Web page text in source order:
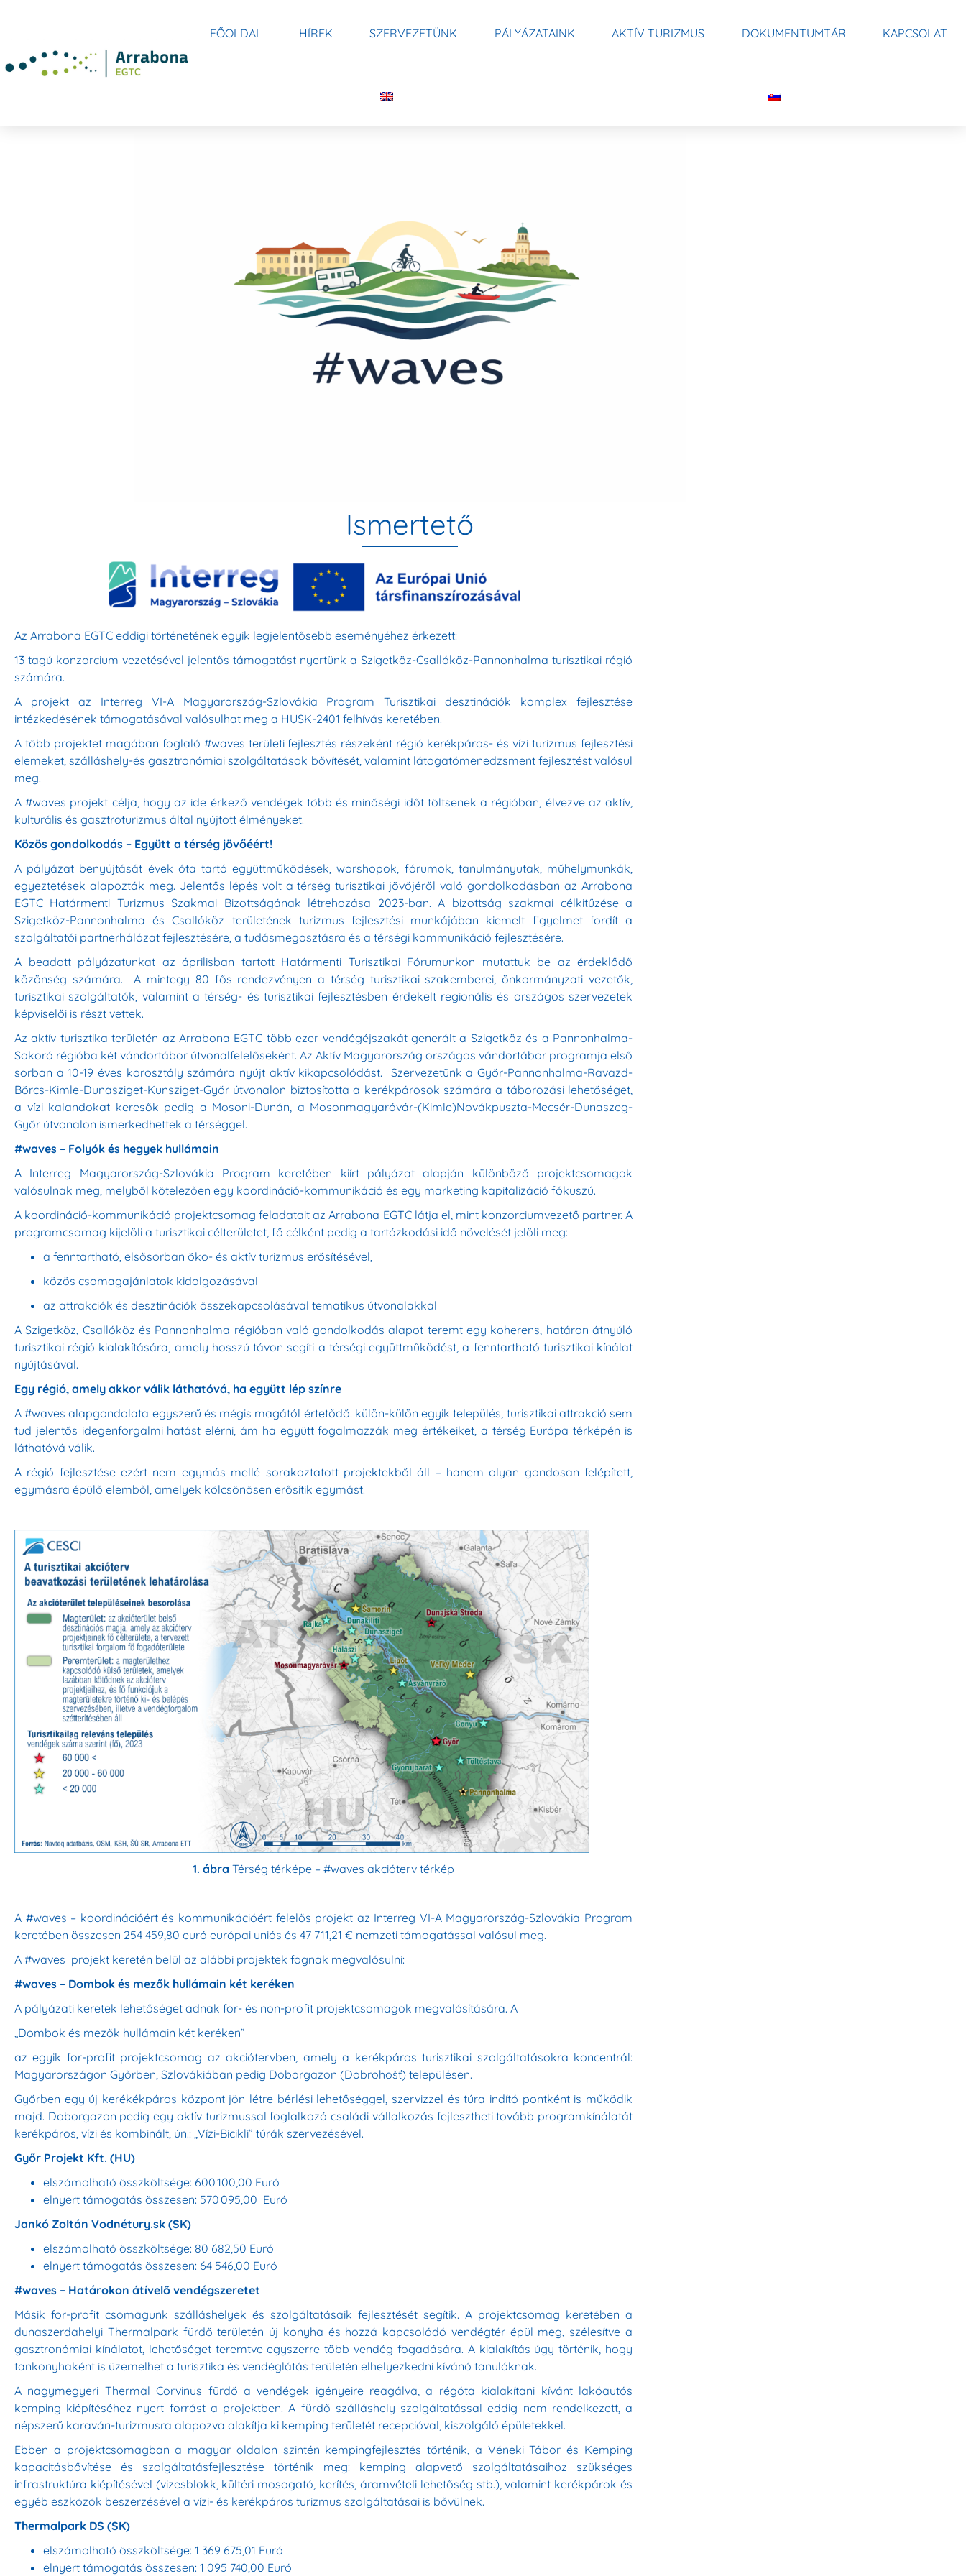
FŐOLDAL HÍREK SZERVEZETÜNK PÁLYÁZATAINK AKTÍV TURIZMUS DOKUMENTUMTÁR KAPCSOLAT
Ismertető
Az Arrabona EGTC eddigi történetének egyik legjelentősebb eseményéhez érkezett:
13 tagú konzorcium vezetésével jelentős támogatást nyertünk a Szigetköz-Csallóköz-Pannonhalma turisztikai régió
számára.
A projekt az Interreg VI-A Magyarország-Szlovákia Program Turisztikai desztinációk komplex fejlesztése
intézkedésének támogatásával valósulhat meg a HUSK-2401 felhívás keretében.
A több projektet magában foglaló #waves területi fejlesztés részeként régió kerékpáros- és vízi turizmus fejlesztési
elemeket, szálláshely-és gasztronómiai szolgáltatások bővítését, valamint látogatómenedzsment fejlesztést valósul
meg.
A #waves projekt célja, hogy az ide érkező vendégek több és minőségi időt töltsenek a régióban, élvezve az aktív,
kulturális és gasztroturizmus által nyújtott élményeket.
Közös gondolkodás – Együtt a térség jövőéért!
A pályázat benyújtását évek óta tartó együttműködések, worshopok, fórumok, tanulmányutak, műhelymunkák,
egyeztetések alapozták meg. Jelentős lépés volt a térség turisztikai jövőjéről való gondolkodásban az Arrabona
EGTC Határmenti Turizmus Szakmai Bizottságának létrehozása 2023-ban. A bizottság szakmai célkitűzése a
Szigetköz-Pannonhalma és Csallóköz területének turizmus fejlesztési munkájában kiemelt figyelmet fordít a
szolgáltatói partnerhálózat fejlesztésére, a tudásmegosztásra és a térségi kommunikáció fejlesztésére.
A beadott pályázatunkat az áprilisban tartott Határmenti Turisztikai Fórumunkon mutattuk be az érdeklődő
közönség számára. A mintegy 80 fős rendezvényen a térség turisztikai szakemberei, önkormányzati vezetők,
turisztikai szolgáltatók, valamint a térség- és turisztikai fejlesztésben érdekelt regionális és országos szervezetek
képviselői is részt vettek.
Az aktív turisztika területén az Arrabona EGTC több ezer vendégéjszakát generált a Szigetköz és a Pannonhalma-
Sokoró régióba két vándortábor útvonalfelelőseként. Az Aktív Magyarország országos vándortábor programja első
sorban a 10-19 éves korosztály számára nyújt aktív kikapcsolódást. Szervezetünk a Győr-Pannonhalma-Ravazd-
Börcs-Kimle-Dunasziget-Kunsziget-Győr útvonalon biztosította a kerékpárosok számára a táborozási lehetőséget,
a vízi kalandokat keresők pedig a Mosoni-Dunán, a Mosonmagyaróvár-(Kimle)Novákpuszta-Mecsér-Dunaszeg-
Győr útvonalon ismerkedhettek a térséggel.
#waves – Folyók és hegyek hullámain
A Interreg Magyarország-Szlovákia Program keretében kiírt pályázat alapján különböző projektcsomagok
valósulnak meg, melyből kötelezően egy koordináció-kommunikáció és egy marketing kapitalizáció fókuszú.
A koordináció-kommunikáció projektcsomag feladatait az Arrabona EGTC látja el, mint konzorciumvezető partner. A
programcsomag kijelöli a turisztikai célterületet, fő célként pedig a tartózkodási idő növelését jelöli meg:
a fenntartható, elsősorban öko- és aktív turizmus erősítésével,
közös csomagajánlatok kidolgozásával
az attrakciók és desztinációk összekapcsolásával tematikus útvonalakkal
A Szigetköz, Csallóköz és Pannonhalma régióban való gondolkodás alapot teremt egy koherens, határon átnyúló
turisztikai régió kialakítására, amely hosszú távon segíti a térségi együttműködést, a fenntartható turisztikai kínálat
nyújtásával.
Egy régió, amely akkor válik láthatóvá, ha együtt lép színre
A #waves alapgondolata egyszerű és mégis magától értetődő: külön-külön egyik település, turisztikai attrakció sem
tud jelentős idegenforgalmi hatást elérni, ám ha együtt fogalmazzák meg értékeiket, a térség Európa térképén is
láthatóvá válik.
A régió fejlesztése ezért nem egymás mellé sorakoztatott projektekből áll – hanem olyan gondosan felépített,
egymásra épülő elemből, amelyek kölcsönösen erősítik egymást.
1. ábra Térség térképe – #waves akcióterv térkép
A #waves – koordinációért és kommunikációért felelős projekt az Interreg VI-A Magyarország-Szlovákia Program
keretében összesen 254 459,80 euró európai uniós és 47 711,21 € nemzeti támogatással valósul meg.
A #waves projekt keretén belül az alábbi projektek fognak megvalósulni:
#waves – Dombok és mezők hullámain két keréken
A pályázati keretek lehetőséget adnak for- és non-profit projektcsomagok megvalósítására. A
„Dombok és mezők hullámain két keréken”
az egyik for-profit projektcsomag az akciótervben, amely a kerékpáros turisztikai szolgáltatásokra koncentrál:
Magyarországon Győrben, Szlovákiában pedig Doborgazon (Dobrohošť) településen.
Győrben egy új kerékékpáros központ jön létre bérlési lehetőséggel, szervizzel és túra indító pontként is működik
majd. Doborgazon pedig egy aktív turizmussal foglalkozó családi vállalkozás fejlesztheti tovább programkínálatát
kerékpáros, vízi és kombinált, ún.: „Vízi-Bicikli” túrák szervezésével.
Győr Projekt Kft. (HU)
elszámolható összköltsége: 600 100,00 Euró
elnyert támogatás összesen: 570 095,00 Euró
Jankó Zoltán Vodnétury.sk (SK)
elszámolható összköltsége: 80 682,50 Euró
elnyert támogatás összesen: 64 546,00 Euró
#waves – Határokon átívelő vendégszeretet
Másik for-profit csomagunk szálláshelyek és szolgáltatásaik fejlesztését segítik. A projektcsomag keretében a
dunaszerdahelyi Thermalpark fürdő területén új konyha és hozzá kapcsolódó vendégtér épül meg, szélesítve a
gasztronómiai kínálatot, lehetőséget teremtve egyszerre több vendég fogadására. A kialakítás úgy történik, hogy
tankonyhaként is üzemelhet a turisztika és vendéglátás területén elhelyezkedni kívánó tanulóknak.
A nagymegyeri Thermal Corvinus fürdő a vendégek igényeire reagálva, a régóta kialakítani kívánt lakóautós
kemping kiépítéséhez nyert forrást a projektben. A fürdő szálláshely szolgáltatással eddig nem rendelkezett, a
népszerű karaván-turizmusra alapozva alakítja ki kemping területét recepcióval, kiszolgáló épületekkel.
Ebben a projektcsomagban a magyar oldalon szintén kempingfejlesztés történik, a Véneki Tábor és Kemping
kapacitásbővítése és szolgáltatásfejlesztése történik meg: kemping alapvető szolgáltatásaihoz szükséges
infrastruktúra kiépítésével (vizesblokk, kültéri mosogató, kerítés, áramvételi lehetőség stb.), valamint kerékpárok és
egyéb eszközök beszerzésével a vízi- és kerékpáros turizmus szolgáltatásai is bővülnek.
Thermalpark DS (SK)
elszámolható összköltsége: 1 369 675,01 Euró
elnyert támogatás összesen: 1 095 740,00 Euró